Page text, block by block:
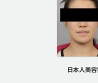
日本人美